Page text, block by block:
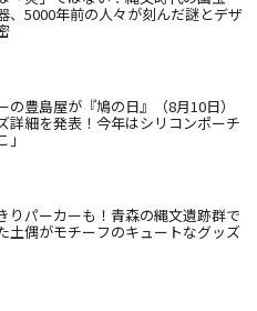
、5000年前の人々が刻んだ謎とデザ
の豊島屋が『鳩の日』（8月10日）
詳細を発表！今年はシリコンポーチ
」
りパーカーも！青森の縄文遺跡群で
土偶がモチーフのキュートなグッズ